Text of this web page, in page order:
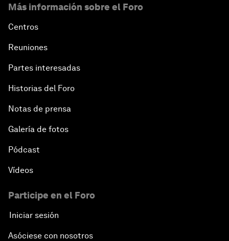
Más información sobre el Foro
Centros
Reuniones
Partes interesadas
Historias del Foro
Notas de prensa
Galería de fotos
Pódcast
Vídeos
Participe en el Foro
Iniciar sesión
Asóciese con nosotros